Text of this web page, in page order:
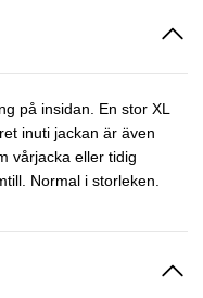
på insidan. En stor XL
inuti jackan är även
vårjacka eller tidig
Normal i storleken.